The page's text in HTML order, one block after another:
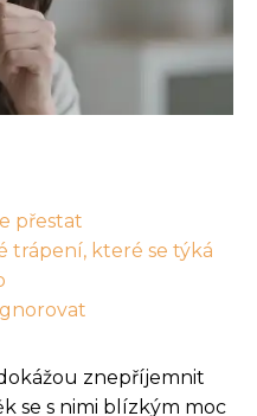
přestat
trápení, které se týká
znepříjemnit
se s nimi blízkým moc